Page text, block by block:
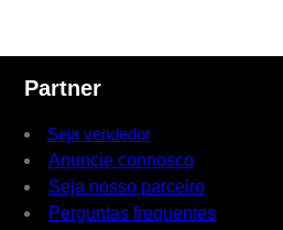
Partner
Seja vendedor
Anuncie connosco
Seja nosso parceiro
Perguntas frequentes